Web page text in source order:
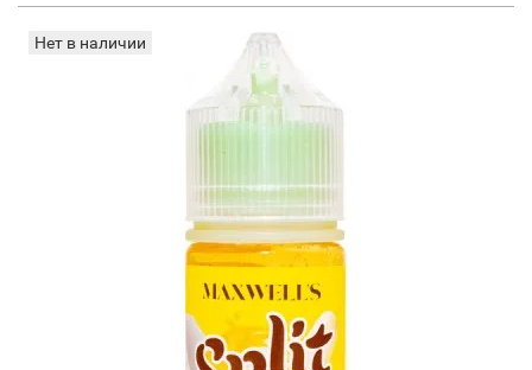
Нет в наличии